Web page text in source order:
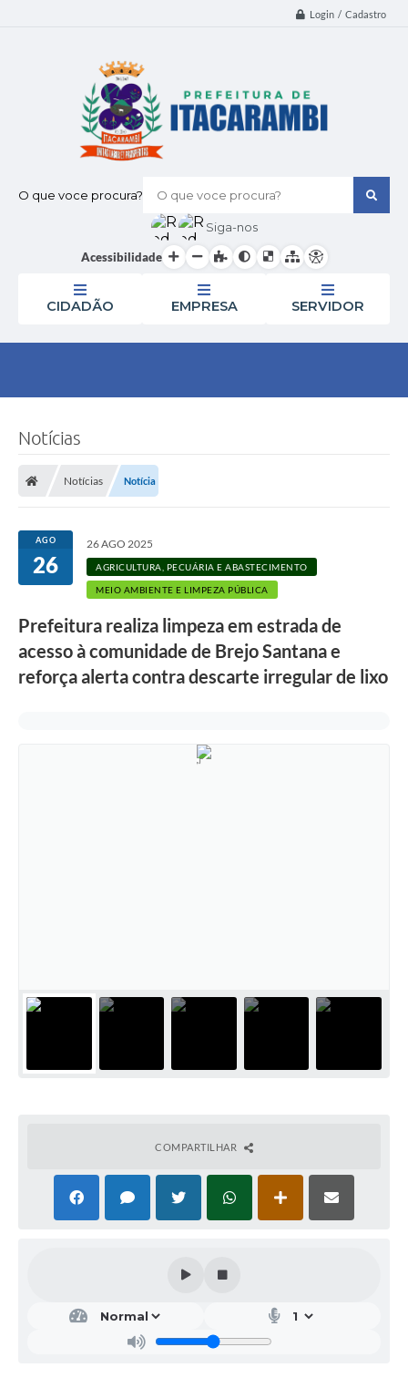
Login / Cadastro
O que voce procura?
Siga-nos
Acessibilidade
CIDADÃO EMPRESA SERVIDOR
Notícias
Notícias Notícia
AGO
26
26 AGO 2025
AGRICULTURA, PECUÁRIA E ABASTECIMENTO
MEIO AMBIENTE E LIMPEZA PÚBLICA
Prefeitura realiza limpeza em estrada de
acesso à comunidade de Brejo Santana e
reforça alerta contra descarte irregular de lixo
COMPARTILHAR